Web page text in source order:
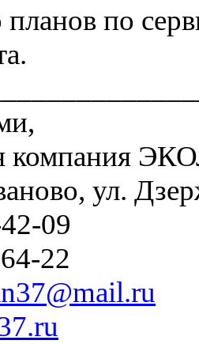
по
компания
ул.
09
22